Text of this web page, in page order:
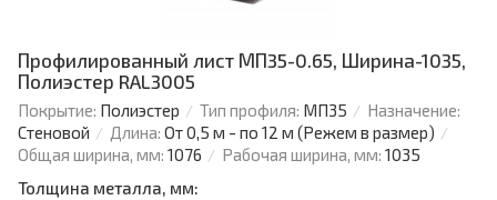
Профилированный лист МП35-0.65, Ширина-1035,
Полиэстер RAL3005
Покрытие: Полиэстер Тип профиля: МП35
Назначение:
Стеновой
Длина: От 0,5 м - по 12 м (Режем в размер)
Общая ширина, мм: 1076 Рабочая ширина, мм: 1035
Толщина металла, мм: